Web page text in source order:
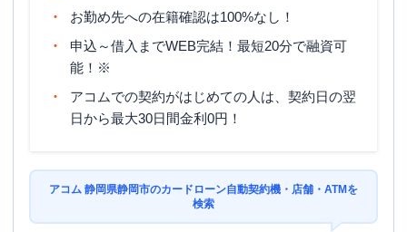
お勤め先への在籍確認は100%なし！
申込～借入までWEB完結！最短20分で融資可
能！※
アコムでの契約がはじめての人は、契約日の翌
日から最大30日間金利0円！
アコム 静岡県静岡市のカードローン自動契約機・店舗・ATMを
検索